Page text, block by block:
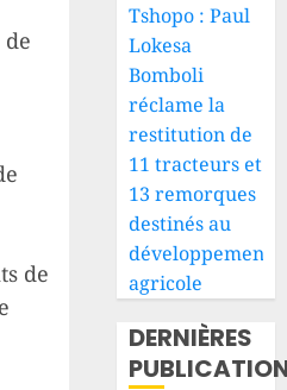
de
Tshopo : Paul
Lokesa
Bomboli
réclame la
restitution de
11 tracteurs et
13 remorques
destinés au
développement
agricole
DERNIÈRES